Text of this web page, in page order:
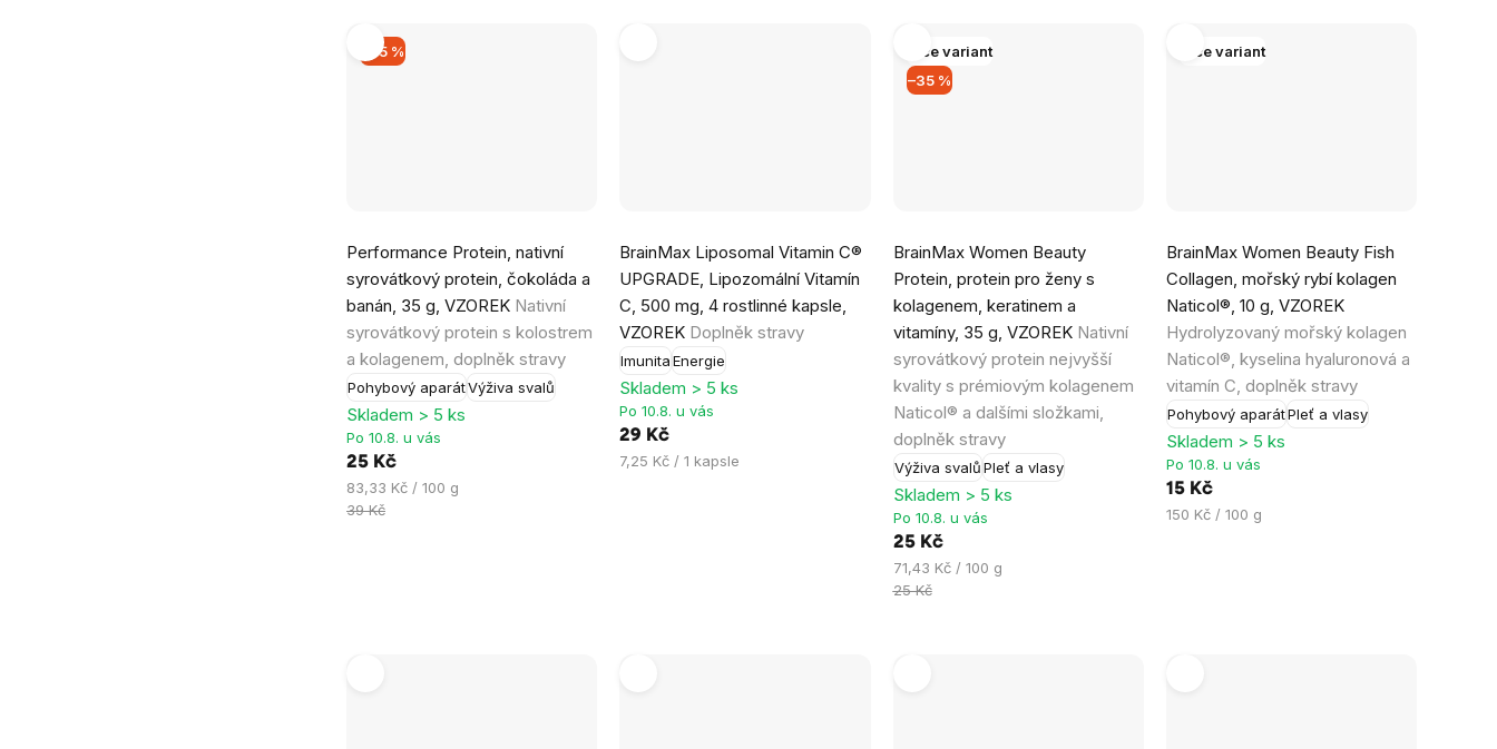
–35 %
Performance Protein, nativní
syrovátkový protein, čokoláda a
banán, 35 g, VZOREK Nativní
syrovátkový protein s kolostrem
a kolagenem, doplněk stravy
Pohybový aparátVýživa svalů
hodnocení
produktu
je
0,0
z
5
hvězdiček.
Skladem > 5 ks
Po 10.8. u vás
25 Kč
Měrná
cena:
83,33 Kč / 100 g
39 Kč
BrainMax Liposomal Vitamin C®
UPGRADE, Lipozomální Vitamín
C, 500 mg, 4 rostlinné kapsle,
VZOREK Doplněk stravy
Imunita Energie
Skladem > 5 ks
Po 10.8. u vás
29 Kč
Měrná
7,25 Kč / 1 kapsle
–35 %
Více variant
BrainMax Women Beauty
Protein, protein pro ženy s
kolagenem, keratinem a
vitamíny, 35 g, VZOREK Nativní
syrovátkový protein nejvyšší
kvality s prémiovým kolagenem
Naticol® a dalšími složkami,
doplněk stravy
Výživa svalůPleť a vlasy
hodnocení
produktu
je
5,0
z
5
hvězdiček.
Skladem > 5 ks
Po 10.8. u vás
25 Kč
Měrná
cena:
71,43 Kč / 100 g
25 Kč
Více variant
BrainMax Women Beauty Fish
Collagen, mořský rybí kolagen
Naticol®, 10 g, VZOREK
Hydrolyzovaný mořský kolagen
Naticol®, kyselina hyaluronová a
vitamín C, doplněk stravy
Pohybový aparátPleť a vlasy
Skladem > 5 ks
Po 10.8. u vás
15 Kč
Měrná
150 Kč / 100 g